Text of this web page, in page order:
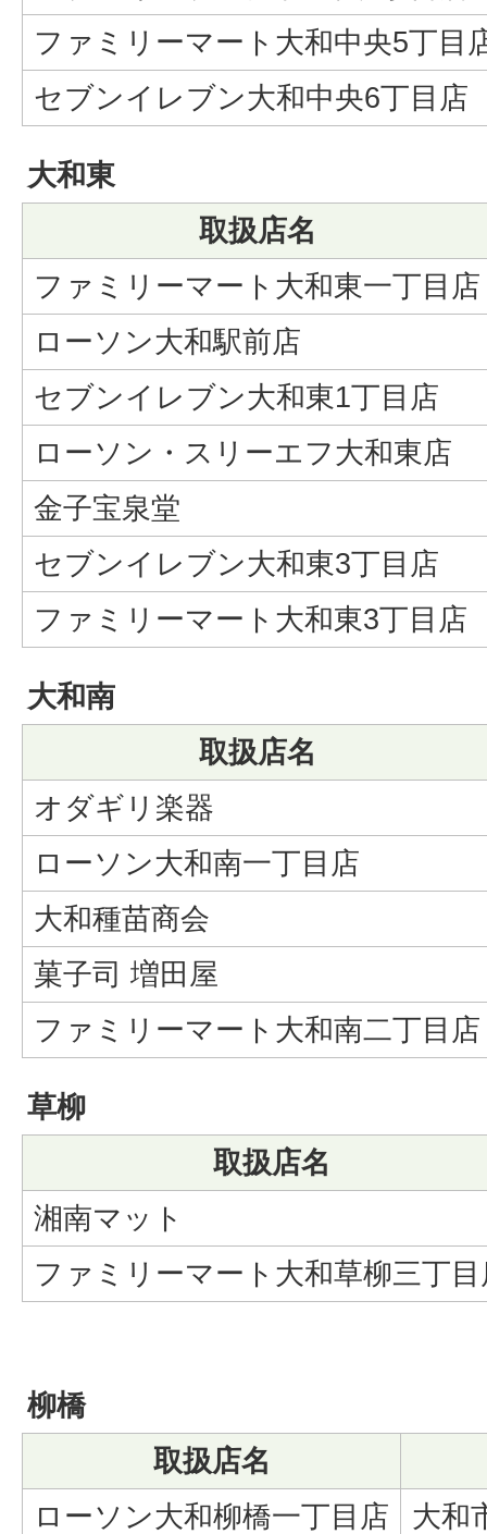
ファミリーマート大和中央5丁目
セブンイレブン大和中央6丁目店
大和東
取扱店名
ファミリーマート大和東一丁目店
ローソン大和駅前店
セブンイレブン大和東1丁目店
ローソン・スリーエフ大和東店
金子宝泉堂
セブンイレブン大和東3丁目店
ファミリーマート大和東3丁目店
大和南
取扱店名
オダギリ楽器
ローソン大和南一丁目店
大和種苗商会
菓子司 増田屋
ファミリーマート大和南二丁目店
草柳
取扱店名
湘南マット
ファミリーマート大和草柳三丁目
柳橋
取扱店名
ローソン大和柳橋一丁目店
大和